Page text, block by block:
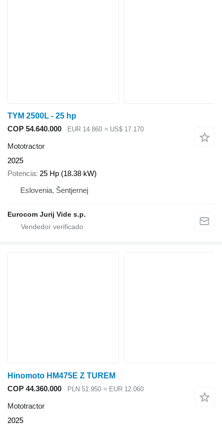
TYM 2500L - 25 hp
COP 54.640.000
EUR 14.860 ≈ US$ 17.170
Mototractor
2025
Potencia 25 Hp (18.38 kW)
Eslovenia, Šentjernej
Eurocom Jurij Vide s.p.
Hinomoto HM475E Z TUREM
COP 44.360.000
PLN 51.950 ≈ EUR 12.060
Mototractor
2025